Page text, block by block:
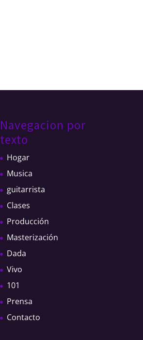
Navegacion por
texto
Hogar
Musica
guitarrista
Clases
Producción
Masterización
Dada
Vivo
101
Prensa
Contacto